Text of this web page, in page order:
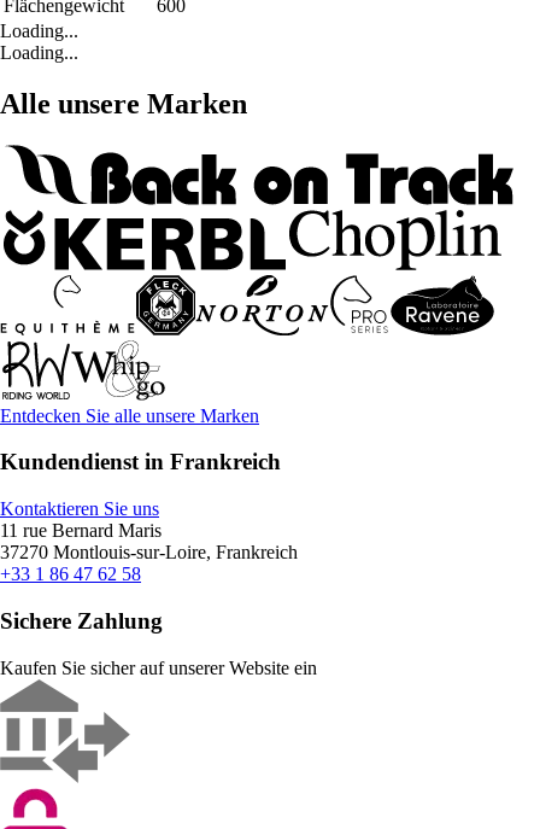
Flächengewicht
600
Loading...
Loading...
Alle unsere Marken
Entdecken Sie alle unsere Marken
Kundendienst in Frankreich
Kontaktieren Sie uns
11 rue Bernard Maris
37270 Montlouis-sur-Loire, Frankreich
+33 1 86 47 62 58
Sichere Zahlung
Kaufen Sie sicher auf unserer Website ein